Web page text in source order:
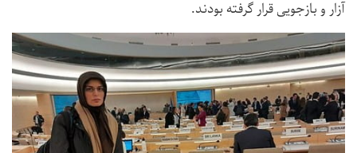
آزار و بازجویی قرار گرفته بودند.